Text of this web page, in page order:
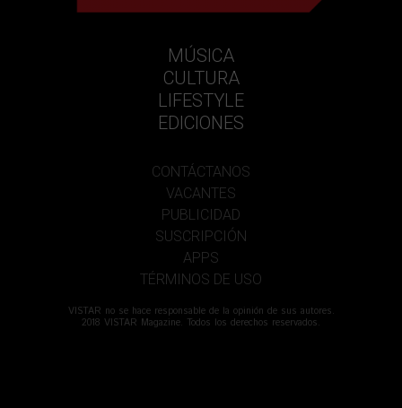
MÚSICA
CULTURA
LIFESTYLE
EDICIONES
CONTÁCTANOS
VACANTES
PUBLICIDAD
SUSCRIPCIÓN
APPS
TÉRMINOS DE USO
VISTAR no se hace responsable de la opinión de sus autores.
2018 VISTAR Magazine. Todos los derechos reservados.